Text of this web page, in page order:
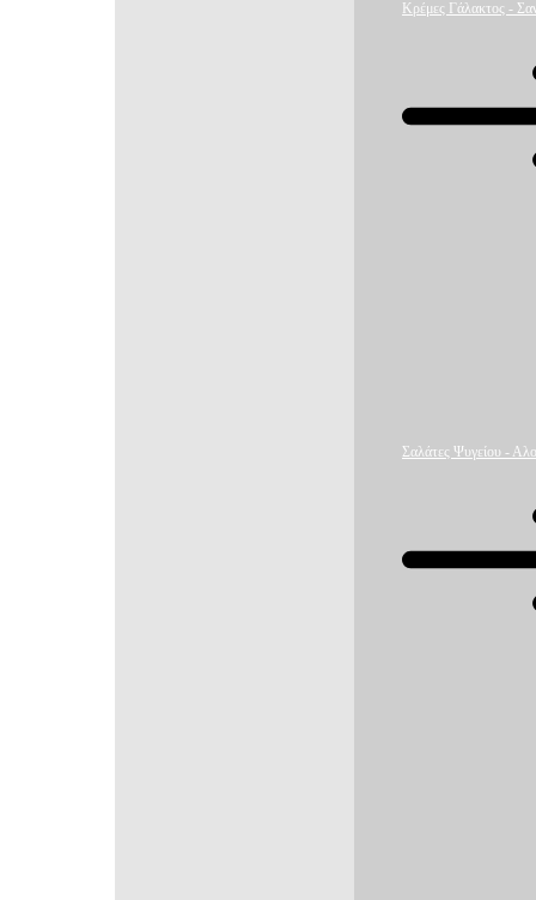
Κρέμες Γάλακτος -
Σαλάτες Ψυγείου -